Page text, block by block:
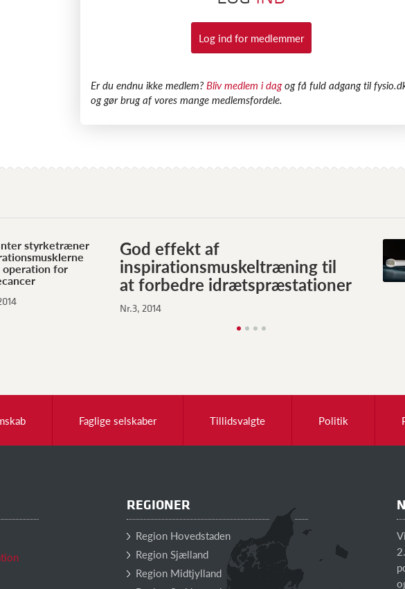
Log ind for medlemmer
​Er du endnu ikke medlem? Bliv medlem i dagog få fuld adgang til
og gør brug af vores mange medlemsfordele.
styrketræner
for
God effekt af
inspirationsmuskeltræning til
at forbedre idrætspræstationer
Nr.3, 2014
Faglige selskaber Tillidsvalgte Politik
REGIONER
Region Hovedstaden
Region Sjælland
Region Midtjylland